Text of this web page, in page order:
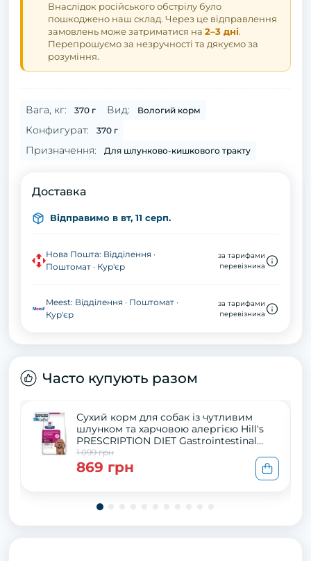
Внаслідок російського обстрілу було
пошкоджено наш склад. Через це відправлення
замовлень може затриматися на 2–3 дні.
Перепрошуємо за незручності та дякуємо за
розуміння.
Вага, кг: 370 г Вид: Вологий корм
Конфигурат: 370 г
Призначення: Для шлунково-кишкового тракту
Доставка
Відправимо в вт, 11 серп.
Нова Пошта: Відділення ·
Поштомат · Кур'єр
за тарифами
перевізника
Meest: Відділення · Поштомат ·
Кур'єр
за тарифами
перевізника
Часто купують разом
Сухий корм для собак із чутливим
шлунком та харчовою алергією Hill's
PRESCRIPTION DIET Gastrointestinal
Biome Mini для поліпшення травлення
та роботи ШКТ з куркою , 1 кг
1 099 грн
869 грн